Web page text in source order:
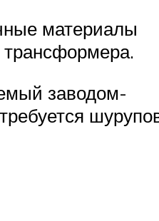
материалы
трансформера.
заводом-